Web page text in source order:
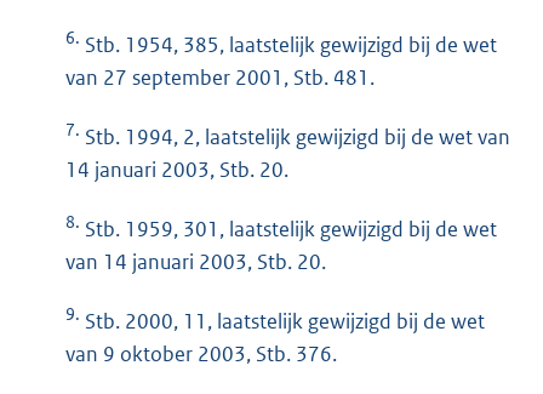
6. Stb. 1954, 385, laatstelijk gewijzigd bij de wet
van 27 september 2001, Stb. 481.
7. Stb. 1994, 2, laatstelijk gewijzigd bij de wet van
14 januari 2003, Stb. 20.
8. Stb. 1959, 301, laatstelijk gewijzigd bij de wet
van 14 januari 2003, Stb. 20.
9. Stb. 2000, 11, laatstelijk gewijzigd bij de wet
van 9 oktober 2003, Stb. 376.